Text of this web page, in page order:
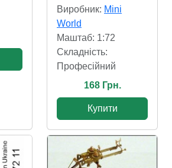
Виробник: Mini
World
Маштаб: 1:72
Складність:
Професійний
168 Грн.
Купити